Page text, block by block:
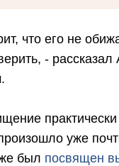
что его не
-
уже
был посвящен